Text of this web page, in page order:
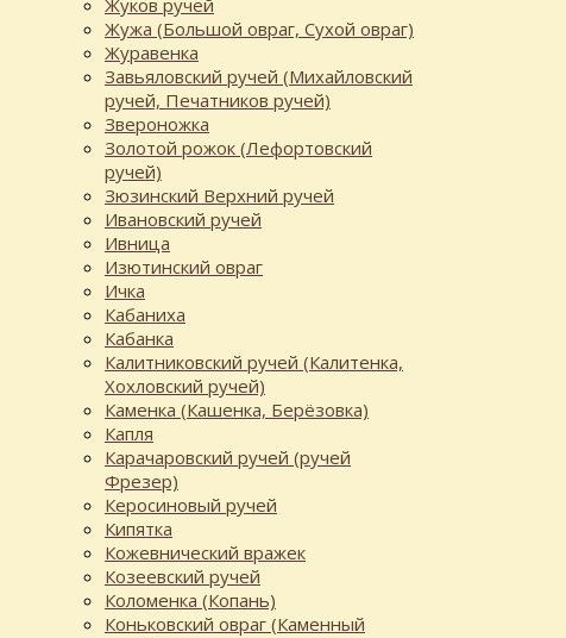
Жужа (Большой овраг, Сухой овраг)
Журавенка
Завьяловский ручей (Михайловский
ручей, Печатников ручей)
Звероножка
Золотой рожок (Лефортовский
ручей)
Зюзинский Верхний ручей
Ивановский ручей
Ивница
Изютинский овраг
Ичка
Кабаниха
Кабанка
Калитниковский ручей (Калитенка,
Хохловский ручей)
Каменка (Кашенка, Берёзовка)
Капля
Карачаровский ручей (ручей
Фрезер)
Керосиновый ручей
Кипятка
Кожевнический вражек
Козеевский ручей
Коломенка (Копань)
Коньковский овраг (Каменный